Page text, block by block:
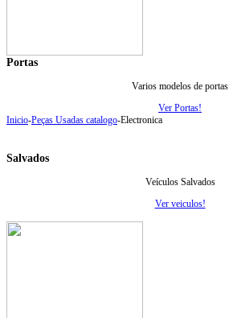
Portas
Varios modelos de portas
Ver Portas!
Inicio-Peças Usadas catalogo-Electronica
Salvados
Veículos Salvados
Ver veiculos!